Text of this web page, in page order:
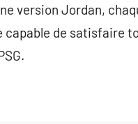
version Jordan,
capable de satisfaire